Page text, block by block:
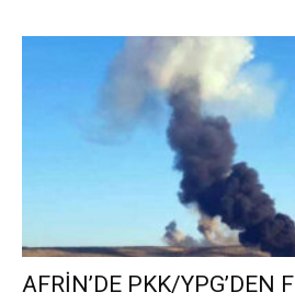
AFRİN’DE PKK/YPG’DEN